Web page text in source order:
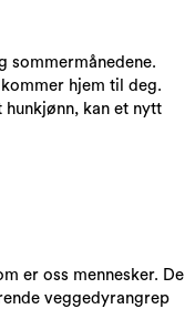
sommermånedene.
hjem til deg.
kan et nytt
er oss mennesker. De
veggedyrangrep